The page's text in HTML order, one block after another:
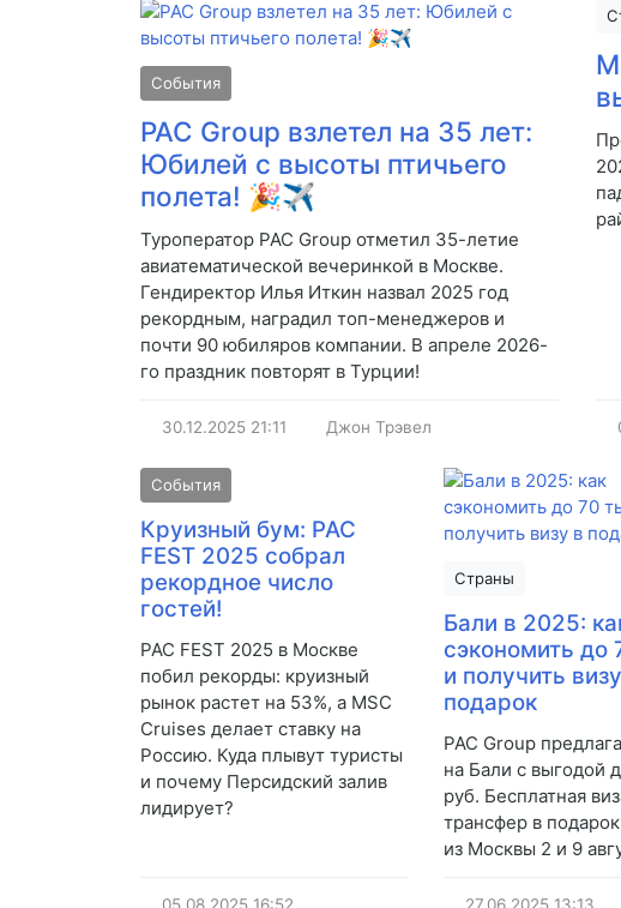
События
PAC Group взлетел на 35 лет:
Юбилей с высоты птичьего
полета! 🎉✈️
Туроператор PAC Group отметил 35-летие
авиатематической вечеринкой в Москве.
Гендиректор Илья Иткин назвал 2025 год
рекордным, наградил топ-менеджеров и
почти 90 юбиляров компании. В апреле 2026-
го праздник повторят в Турции!
30.12.2025 21:11 Джон Трэвел
События
Круизный бум: PAC
FEST 2025 собрал
рекордное число
гостей!
PAC FEST 2025 в Москве
побил рекорды: круизный
рынок растет на 53%, а MSC
Cruises делает ставку на
Россию. Куда плывут туристы
и почему Персидский залив
лидирует?
Страны
Бали в 2025:
сэкономить до
и получить
подарок
PAC Group
на Бали с выгодой
руб. Бесплатная
трансфер в
из Москвы 2 и 9